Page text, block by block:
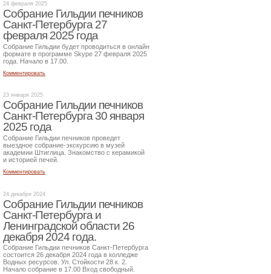
24 февраля 2025
Собрание Гильдии печников
Санкт-Петербурга 27
февраля 2025 года
Собрание Гильдии будет проводиться в онлайн
формате в программе Skype 27 февраля 2025
года. Начало в 17.00.
Комментировать
23 января 2025
Собрание Гильдии печников
Санкт-Петербурга 30 января
2025 года
Собрание Гильдии печников проведет
выездное собрание-экскурсию в музей
академии Штиглица. Знакомство с керамикой
и историей печей.
Комментировать
24 декабря 2024
Собрание Гильдии печников
Санкт-Петербурга и
Ленинградской области 26
декабря 2024 года.
Собрание Гильдии печников Санкт-Петербурга
состоится 26 декабря 2024 года в колледже
Водных ресурсов. Ул. Стойкости 28 к. 2.
Начало собрание в 17.00 Вход свободный.